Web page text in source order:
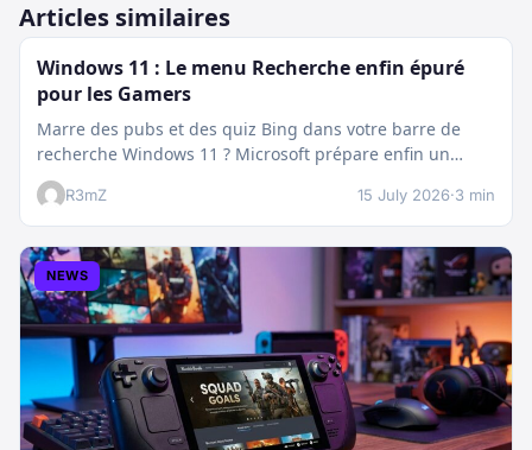
Articles similaires
Windows 11 : Le menu Recherche enfin épuré
pour les Gamers
Marre des pubs et des quiz Bing dans votre barre de
recherche Windows 11 ? Microsoft prépare enfin un
nettoyage…
R3mZ 15 July 2026·3 min
NEWS